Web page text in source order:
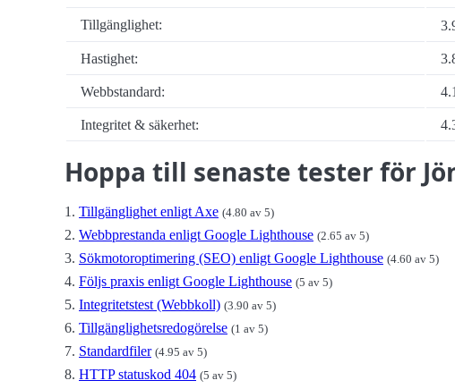
Tillgänglighet:
Hastighet:
Webbstandard:
Integritet & säkerhet:
Hoppa till senaste tester för
Tillgänglighet enligt Axe (4.80 av 5)
Webbprestanda enligt Google Lighthouse (2.65 av 5)
Sökmotoroptimering (SEO) enligt Google Lighthouse (4.60 av 5)
Följs praxis enligt Google Lighthouse (5 av 5)
Integritetstest (Webbkoll) (3.90 av 5)
Tillgänglighetsredogörelse (1 av 5)
Standardfiler (4.95 av 5)
HTTP statuskod 404 (5 av 5)